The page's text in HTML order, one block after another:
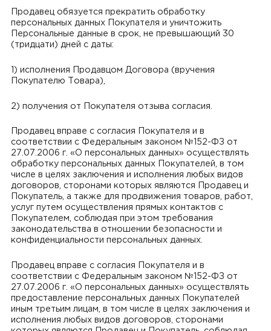
Продавец обязуется прекратить обработку
персональных данных Покупателя и уничтожить
Персональные данные в срок, не превышающий 30
(тридцати) дней с даты:
1) исполнения Продавцом Договора (вручения
Покупателю Товара),
2) получения от Покупателя отзыва согласия.
Продавец вправе с согласия Покупателя и в
соответствии с Федеральным законом №152-ФЗ от
27.07.2006 г. «О персональных данных» осуществлять
обработку персональных данных Покупателей, в том
числе в целях заключения и исполнения любых видов
договоров, сторонами которых являются Продавец и
Покупатель, а также для продвижения товаров, работ,
услуг путем осуществления прямых контактов с
Покупателем, соблюдая при этом требования
законодательства в отношении безопасности и
конфиденциальности персональных данных.
Продавец вправе с согласия Покупателя и в
соответствии с Федеральным законом №152-ФЗ от
27.07.2006 г. «О персональных данных» осуществлять
предоставление персональных данных Покупателей
иным третьим лицам, в том числе в целях заключения и
исполнения любых видов договоров, сторонами